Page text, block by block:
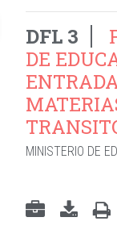
DFL 3
DE
MINISTERIO DE